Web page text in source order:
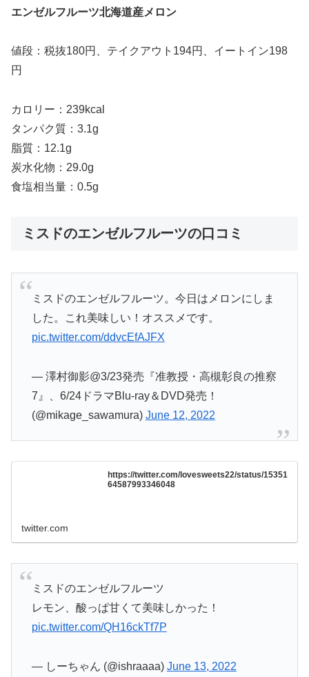
エンゼルフルーツ北海道産メロン
値段：税抜180円、テイクアウト194円、イートイン198
円
カロリー：239kcal
タンパク質：3.1g
脂質：12.1g
炭水化物：29.0g
食塩相当量：0.5g
ミスドのエンゼルフルーツの口コミ
ミスドのエンゼルフルーツ。今日はメロンにしま
した。これ美味しい！オススメです。
pic.twitter.com/ddvcEfAJFX
— 澤村御影@3/23発売『准教授・高槻彰良の推察
7』、6/24ドラマBlu-ray＆DVD発売！
(@mikage_sawamura) June 12, 2022
https://twitter.com/lovesweets22/status/15351
64587993346048
twitter.com
ミスドのエンゼルフルーツ
レモン、酸っぱ甘くて美味しかった！
pic.twitter.com/QH16ckTf7P
— しーちゃん (@ishraaaa) June 13, 2022